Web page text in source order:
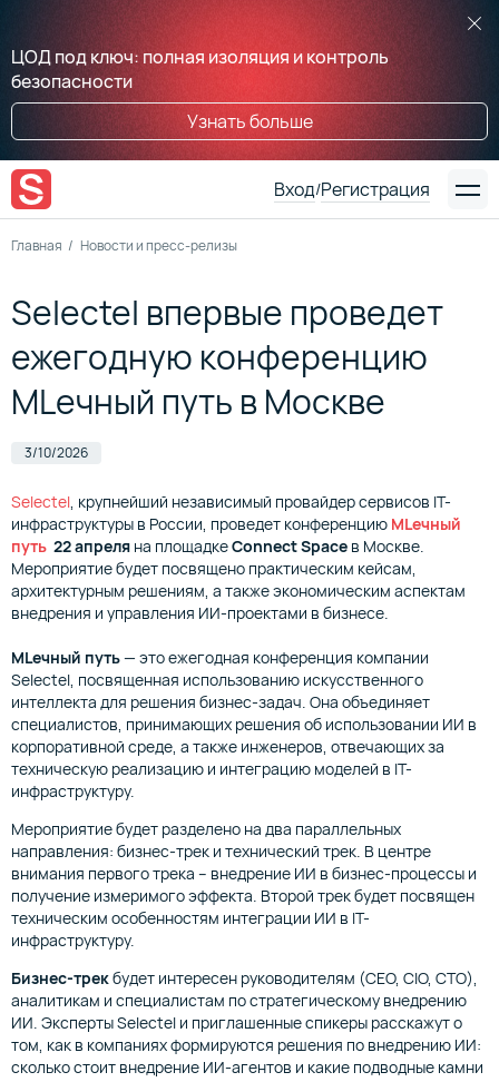
ЦОД под ключ: полная изоляция и контроль
безопасности
Узнать больше
Вход/Регистрация
Главная Новости и пресс-релизы
Selectel впервые проведет
ежегодную конференцию
MLечный путь в Москве
3/10/2026
Selectel, крупнейший независимый провайдер сервисов IT-
инфраструктуры в России, проведет конференцию MLечный
путь 22 апреля на площадкеConnectSpace в Москве.
Мероприятие будет посвящено практическим кейсам,
архитектурным решениям, а также экономическим аспектам
внедрения и управления ИИ-проектами в бизнесе.
MLечный путь— это ежегодная конференция компании
Selectel, посвященная использованию искусственного
интеллекта для решения бизнес-задач. Она объединяет
специалистов, принимающих решения об использовании ИИ в
корпоративной среде, а также инженеров, отвечающих за
техническую реализацию и интеграцию моделей в IT-
инфраструктуру.
Мероприятие будет разделено на два параллельных
направления: бизнес-трек и технический трек. В центре
внимания первого трека – внедрение ИИ в бизнес-процессы и
получение измеримого эффекта. Второй трек будет посвящен
техническим особенностям интеграции ИИ в IT-
инфраструктуру.
Бизнес-трекбудет интересен руководителям (CEO, СIO, CTO),
аналитикам и специалистам по стратегическому внедрению
ИИ. Эксперты Selectel и приглашенные спикеры расскажут о
том, как в компаниях формируются решения по внедрению ИИ:
сколько стоит внедрение ИИ-агентов и какие подводные камни